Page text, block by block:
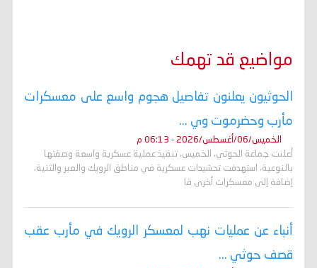
مواضيع قد تهمك
الحوثيون يعلنون تفاصيل هجوم واسع على معسكرات
مأرب وحضرموت وي ...
الخميس/06/أغسطس/2026 - 06:13 م
أعلنت جماعة الحوثي، الخميس، تنفيذ عملية عسكرية واسعة وصفتها
بالنوعية، استهدفت تحشيدات عسكرية في مناطق الرويك والعبر والثنية،
إضافة إلى معسكرات أخرى قا
أنباء عن عمليات نهب لمعسكر الرويك في مأرب عقب
قصف حوثي ...